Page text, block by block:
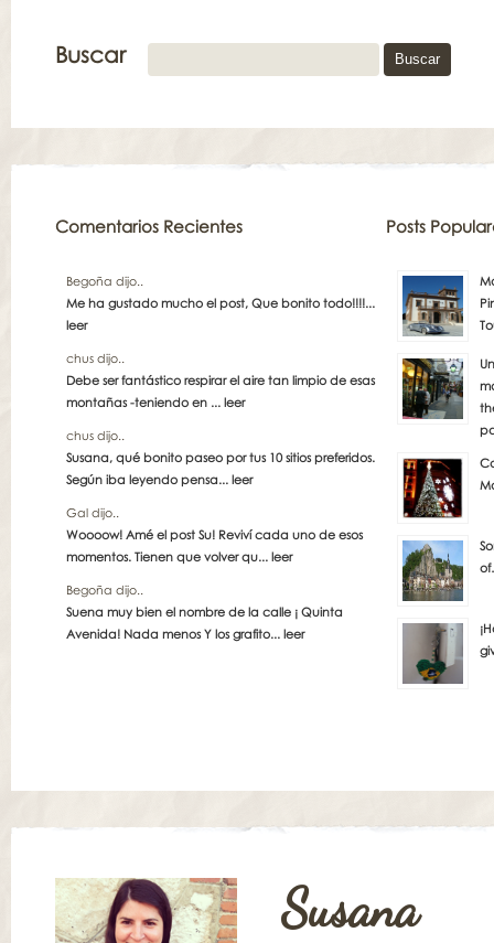
Buscar
Comentarios Recientes
Begoña dijo..
Me ha gustado mucho el post, Que bonito todo!!!!...
leer
chus dijo..
Debe ser fantástico respirar el aire tan limpio de esas
montañas -teniendo en ... leer
chus dijo..
Susana, qué bonito paseo por tus 10 sitios preferidos.
Según iba leyendo pensa... leer
Gal dijo..
Woooow! Amé el post Su! Reviví cada uno de esos
momentos. Tienen que volver qu... leer
Begoña dijo..
Suena muy bien el nombre de la calle ¡ Quinta
Avenida! Nada menos Y los grafito... leer
Posts
Susana